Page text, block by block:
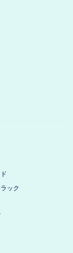
ック